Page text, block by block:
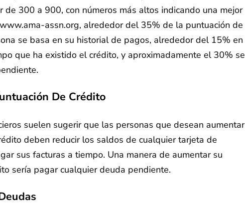
de 300 a 900, con números más altos indicando una mejor
assn.org, alrededor del 35% de la puntuación de
se basa en su historial de pagos, alrededor del 15% en
que ha existido el crédito, y aproximadamente el 30% se
De Crédito
suelen sugerir que las personas que desean aumentar
deben reducir los saldos de cualquier tarjeta de
sus facturas a tiempo. Una manera de aumentar su
sería pagar cualquier deuda pendiente.